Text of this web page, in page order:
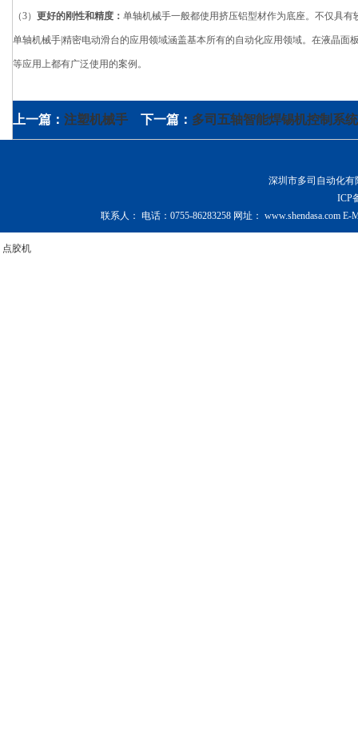
（3） 更好的刚性和精度： 单轴机械手一般都使用挤压铝型材作为底座。不仅具
单轴机械手|精密电动滑台的应用领域涵盖基本所有的自动化应用领域。在液晶
等应用上都有广泛使用的案例。
上一篇： 注塑机械手 下一篇： 多司五轴智能焊锡机控制系统
深圳市多司自动化有
ICP
联系人： 电话： 0755-86283258 网址： www.shendasa.com E-
点胶机